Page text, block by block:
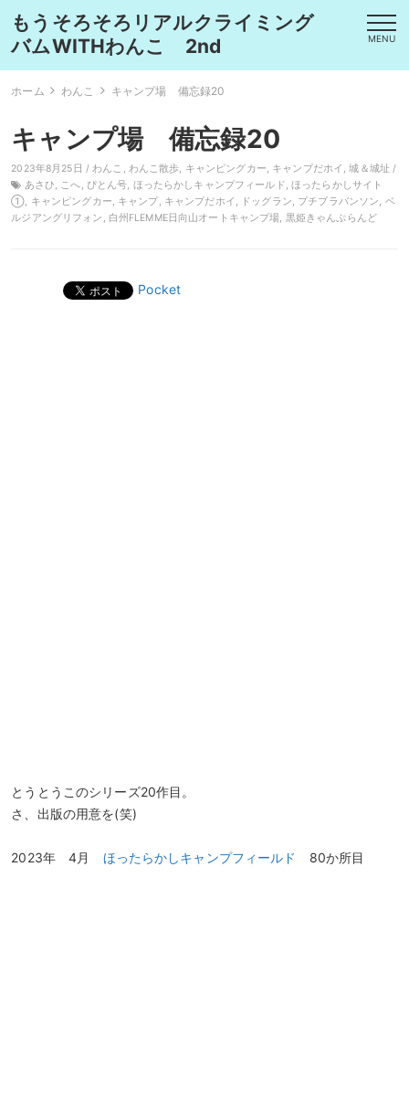
もうそろそろリアルクライミング
バムWITHわんこ 2nd
MENU
ホーム わんこ キャンプ場 備忘録20
キャンプ場 備忘録20
2023年8月25日 / わんこ わんこ散歩 キャンピングカー キャンプだホイ ,城＆城址 /
あさひ
こへ ぴとん号 ほったらかしキャンプフィールド ,ほったらかしサイト
①
キャンピングカー キャンプ キャンプだホイ ドッグラン プチブラバンソン
ベ
ルジアングリフォン
白州FLEMME日向山オートキャンプ場 黒姫きゃんぷらんど
Pocket
とうとうこのシリーズ20作目。
さ、出版の用意を(笑)
2023年 4月 ほったらかしキャンプフィールド 80か所目